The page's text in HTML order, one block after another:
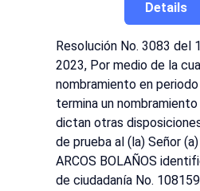
Details
Resolución No. 3083 del
2023, Por medio de la
nombramiento en
termina un
dictan otras
de prueba al (la) Señor
ARCOS BOLAÑOS
de ciudadanía No.